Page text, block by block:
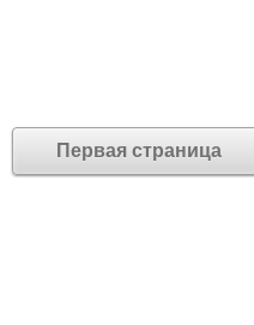
Первая страница